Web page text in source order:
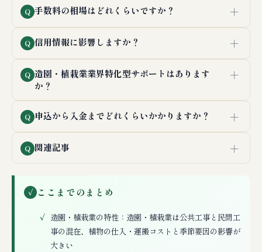
Q 手数料の相場はどれくらいですか？ ＋
Q 信用情報に影響しますか？ ＋
Q 造園・植栽業業界特化型サポートはあります
か？
＋
Q 申込から入金までどれくらいかかりますか？ ＋
Q 関連記事 ＋
✓ ここまでのまとめ
造園・植栽業の特性：造園・植栽業は公共工事と民間工
事の混在、植物の仕入・運搬コストと季節要因の影響が
大きい